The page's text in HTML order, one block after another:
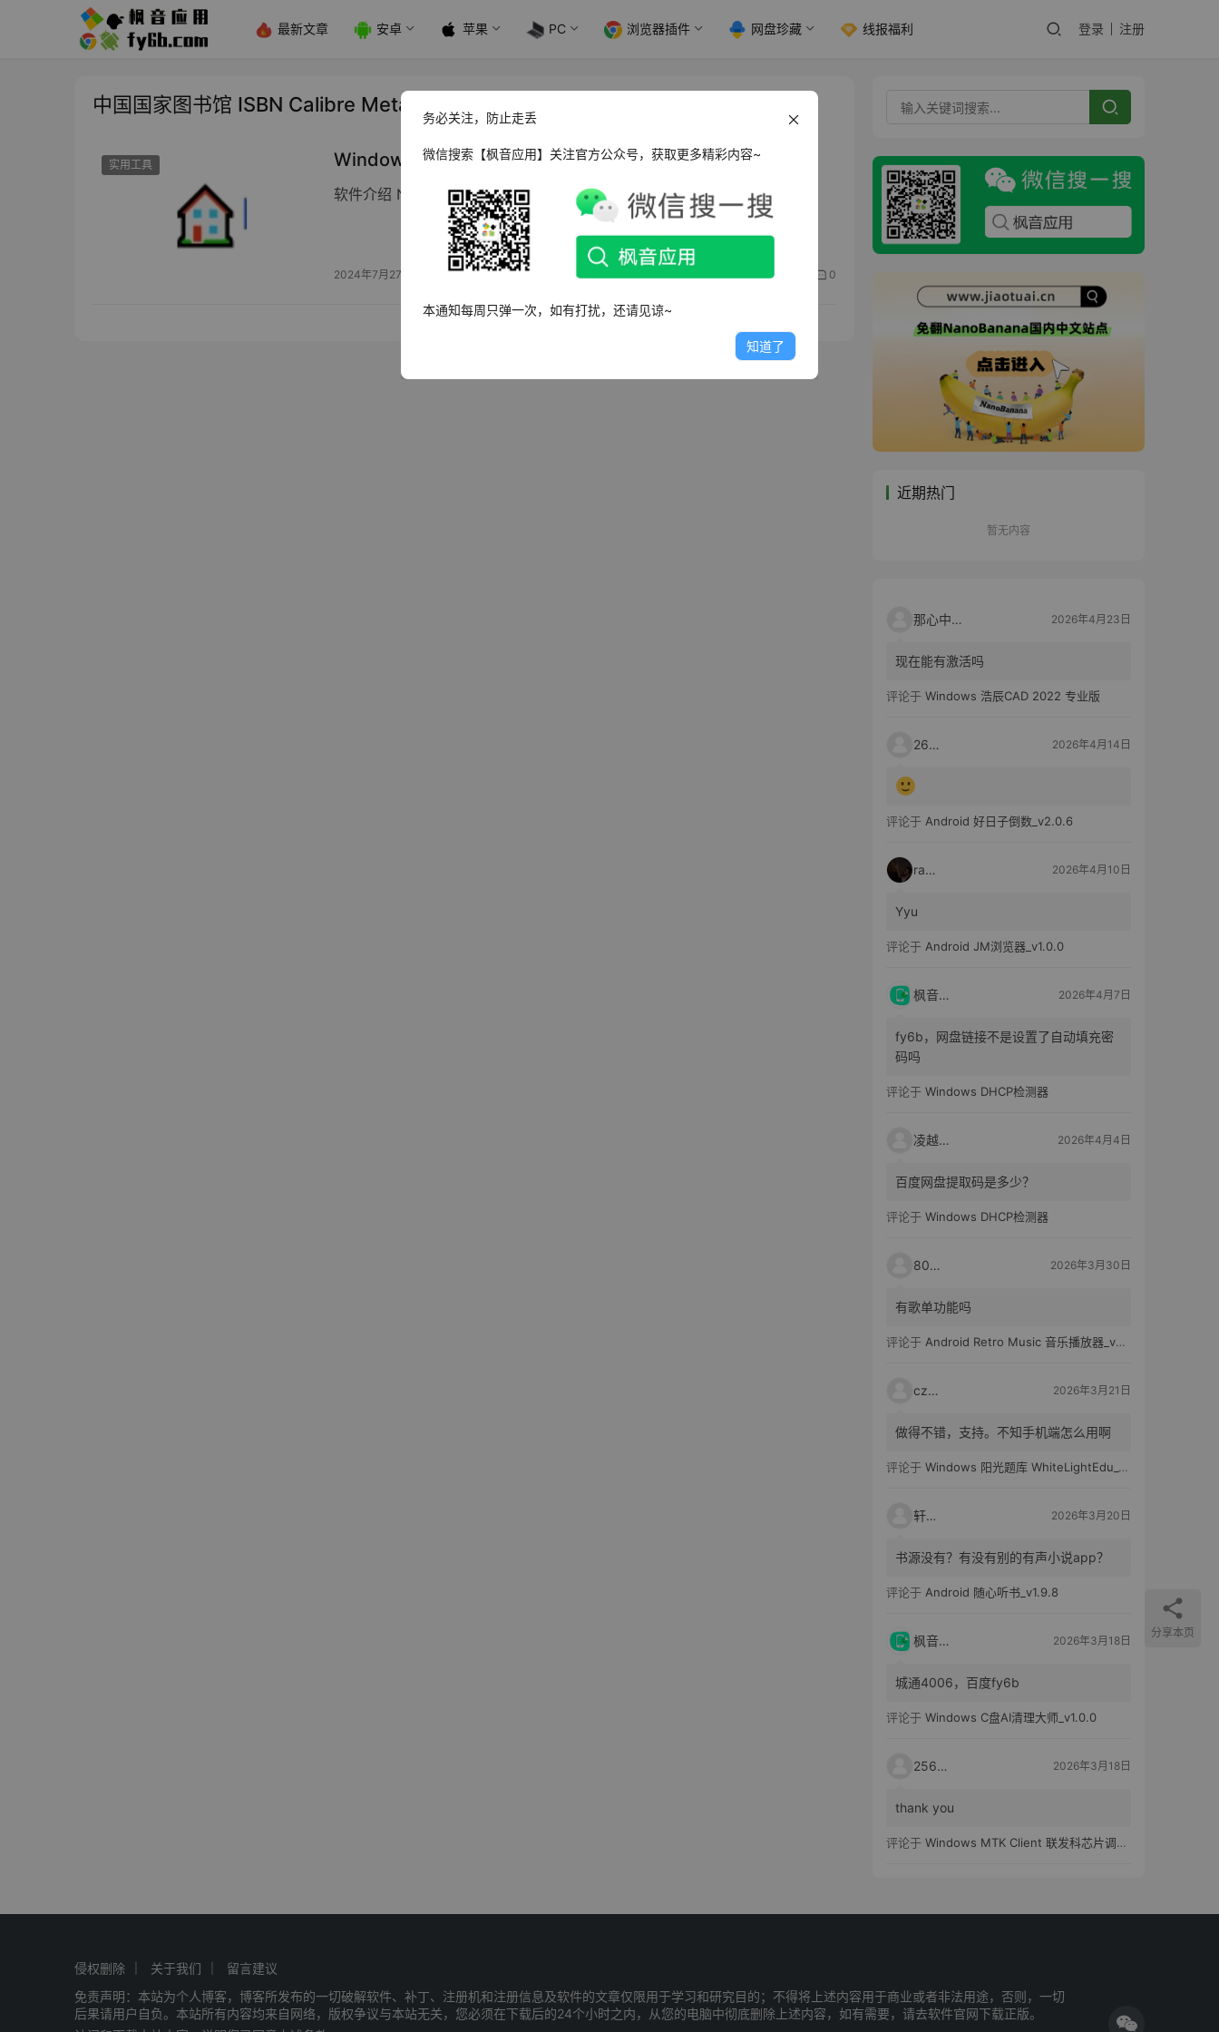
最新文章 安卓 苹果 PC 浏览器插件 网盘珍藏 线报福利 登录 注册
中国国家图书馆 ISBN Calibre Metadata 源插件
实用工具 Windows 中国国家图书馆 ISBN Calibre Metadata 源插件
软件介绍 NLCISBNPlugin是一款中国国家图书馆 ISBN Calibre Metadata…
2024年7月27日 0
近期热门
暂无内容
那心中的话 2026年4月23日
现在能有激活吗
评论于 Windows 浩辰CAD 2022 专业版
2603 2026年4月14日
评论于 Android 好日子倒数_v2.0.6
raka 2026年4月10日
Yyu
评论于 Android JM浏览器_v1.0.0
枫音应用 2026年4月7日
fy6b，网盘链接不是设置了自动填充密
码吗
评论于 Windows DHCP检测器
凌越电子 2026年4月4日
百度网盘提取码是多少？
评论于 Windows DHCP检测器
80521 2026年3月30日
有歌单功能吗
评论于 Android Retro Music 音乐播放器_v6.6.0
czh7 2026年3月21日
做得不错，支持。不知手机端怎么用啊
评论于 Windows 阳光题库 WhiteLightEdu_v2.0.0
轩爸 2026年3月20日
书源没有？有没有别的有声小说app？
评论于 Android 随心听书_v1.9.8
枫音应用 2026年3月18日
城通4006，百度fy6b
评论于 Windows C盘AI清理大师_v1.0.0
25651 2026年3月18日
thank you
评论于 Windows MTK Client 联发科芯片调试工具_v2.01 汉化版
侵权删除 关于我们
留言建议
免责声明：本站为个人博客，博客所发布的一切破解软件、补丁、注册机和注册信息及软件的文章仅限用于学习和研究目的；不得将上述内容用于商业或者非法用途，否则，一切
后果请用户自负。本站所有内容均来自网络，版权争议与本站无关，您必须在下载后的24个小时之内，从您的电脑中彻底删除上述内容，如有需要，请去软件官网下载正版。
分享本页
务必关注，防止走丢
微信搜索【枫音应用】关注官方公众号，获取更多精彩内容~
本通知每周只弹一次，如有打扰，还请见谅~
知道了